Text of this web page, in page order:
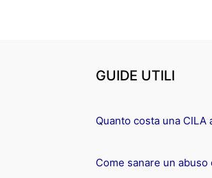
GUIDE UTILI
Quanto costa una CILA
Come sanare un abuso